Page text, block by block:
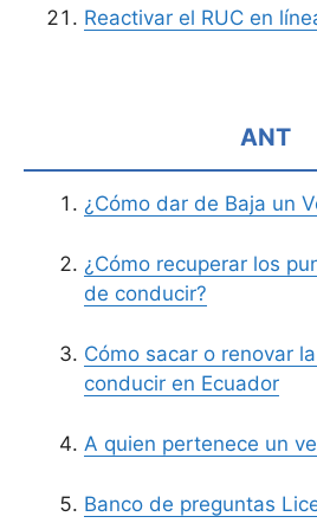
Reactivar el RUC en
ANT
¿Cómo dar de Baja un
¿Cómo recuperar los
de conducir?
Cómo sacar o renovar
conducir en Ecuador
A quien pertenece un
Banco de preguntas